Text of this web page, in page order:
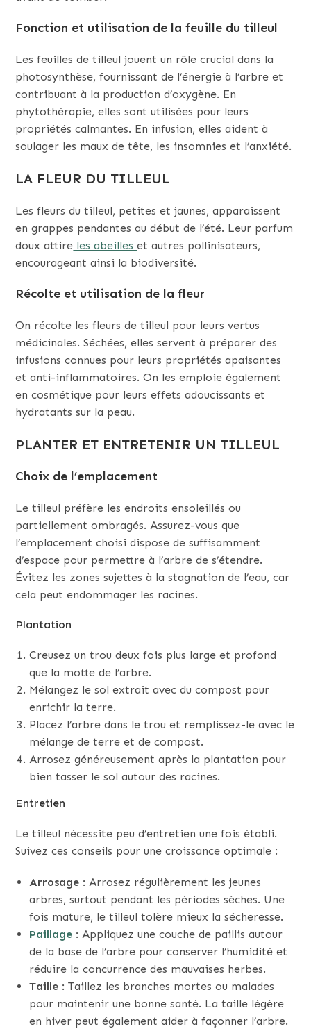
Fonction et utilisation de la feuille du tilleul
Les feuilles de tilleul jouent un rôle crucial dans la
photosynthèse, fournissant de l’énergie à l’arbre et
contribuant à la production d’oxygène. En
phytothérapie, elles sont utilisées pour leurs
propriétés calmantes. En infusion, elles aident à
soulager les maux de tête, les insomnies et l’anxiété.
LA FLEUR DU TILLEUL
Les fleurs du tilleul, petites et jaunes, apparaissent
en grappes pendantes au début de l’été. Leur parfum
doux attire les abeilleset autres pollinisateurs,
encourageant ainsi la biodiversité.
Récolte et utilisation de la fleur
On récolte les fleurs de tilleul pour leurs vertus
médicinales. Séchées, elles servent à préparer des
infusions connues pour leurs propriétés apaisantes
et anti-inflammatoires. On les emploie également
en cosmétique pour leurs effets adoucissants et
hydratants sur la peau.
PLANTER ET ENTRETENIR UN TILLEUL
Choix de l’emplacement
Le tilleul préfère les endroits ensoleillés ou
partiellement ombragés. Assurez-vous que
l’emplacement choisi dispose de suffisamment
d’espace pour permettre à l’arbre de s’étendre.
Évitez les zones sujettes à la stagnation de l’eau, car
cela peut endommager les racines.
Plantation
Creusez un trou deux fois plus large et profond
que la motte de l’arbre.
Mélangez le sol extrait avec du compost pour
enrichir la terre.
Placez l’arbre dans le trou et remplissez-le avec le
mélange de terre et de compost.
Arrosez généreusement après la plantation pour
bien tasser le sol autour des racines.
Entretien
Le tilleul nécessite peu d’entretien une fois établi.
Suivez ces conseils pour une croissance optimale :
Arrosage : Arrosez régulièrement les jeunes
arbres, surtout pendant les périodes sèches. Une
fois mature, le tilleul tolère mieux la sécheresse.
Paillage : Appliquez une couche de paillis autour
de la base de l’arbre pour conserver l’humidité et
réduire la concurrence des mauvaises herbes.
Taille : Taillez les branches mortes ou malades
pour maintenir une bonne santé. La taille légère
en hiver peut également aider à façonner l’arbre.